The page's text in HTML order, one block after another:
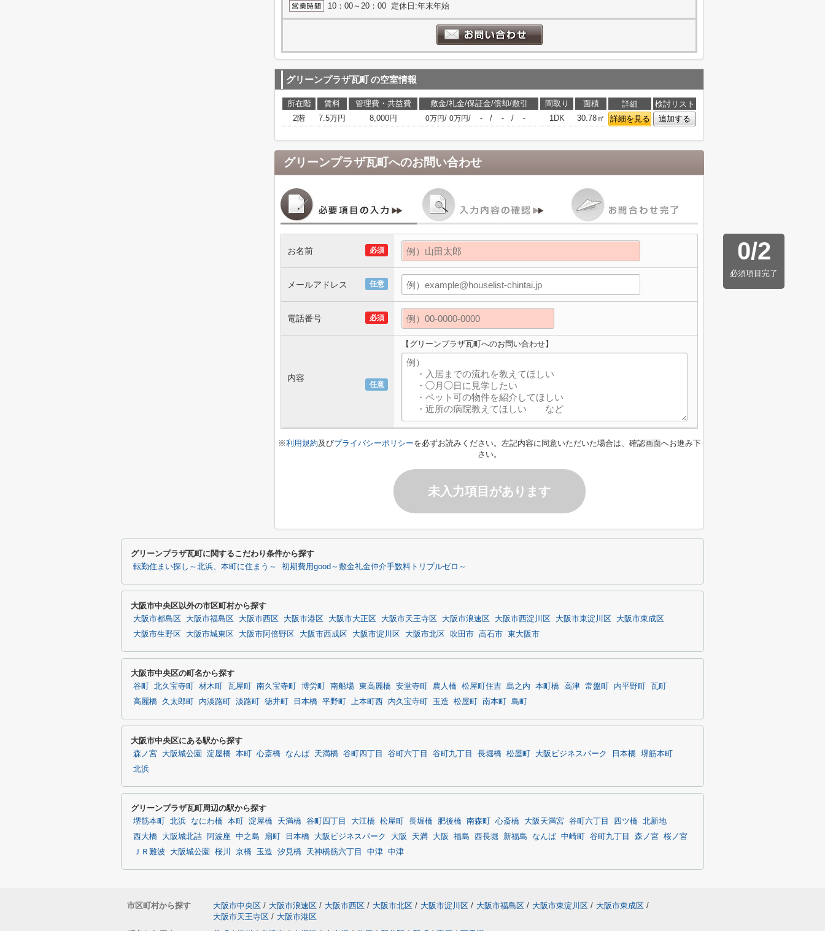
10：00～20：00 定休日:年末年始
グリーンプラザ瓦町の空室情報
所在階 賃料 管理費・共益費 敷金/礼金/保証金/償却/敷引 間取り 面積 詳細
検討リスト
2階
7.5万円 8,000円 0万円/ 0万円/ - / - / - 1DK 30.78㎡ 詳細を見る 追加する
グリーンプラザ瓦町へのお問い合わせ
0/2
必須項目完了
必須
お名前
任意
メールアドレス
必須
電話番号
任意
内容
【グリーンプラザ瓦町へのお問い合わせ】
※利用規約及びプライバシーポリシーを必ずお読みください。左記内容に同意いただいた場合は、確認画面へお進み下
さい。
未入力項目があります
グリーンプラザ瓦町に関するこだわり条件から探す
転勤住まい探し～北浜、本町に住まう～ 初期費用good～敷金礼金仲介手数料トリプルゼロ～
大阪市中央区以外の市区町村から探す
大阪市都島区 大阪市福島区 大阪市西区 大阪市港区 大阪市大正区 大阪市天王寺区 大阪市浪速区 大阪市西淀川区 大阪市東淀川区
大阪市東成区
大阪市生野区
大阪市城東区 大阪市阿倍野区 大阪市西成区 大阪市淀川区 大阪市北区 吹田市 高石市 東大阪市
大阪市中央区の町名から探す
谷町 北久宝寺町 材木町 瓦屋町 南久宝寺町 博労町 南船場 東高麗橋 安堂寺町 農人橋 松屋町住吉 島之内 本町橋 高津 常盤町 内平野町
瓦町
高麗橋
久太郎町 内淡路町 淡路町 徳井町 日本橋 平野町 上本町西 内久宝寺町 玉造 松屋町 南本町 島町
大阪市中央区にある駅から探す
森ノ宮 大阪城公園 淀屋橋 本町 心斎橋 なんば 天満橋 谷町四丁目 谷町六丁目 谷町九丁目 長堀橋 松屋町 大阪ビジネスパーク 日本橋 堺筋本町
北浜
グリーンプラザ瓦町周辺の駅から探す
堺筋本町 北浜 なにわ橋 本町 淀屋橋 天満橋 谷町四丁目 大江橋 松屋町 長堀橋 肥後橋 南森町 心斎橋 大阪天満宮 谷町六丁目 四ツ橋 北新地
西大橋
大阪城北詰 阿波座 中之島 扇町 日本橋 大阪ビジネスパーク 大阪 天満 大阪 福島 西長堀 新福島 なんば 中崎町 谷町九丁目 森ノ宮 桜ノ宮
ＪＲ難波
大阪城公園 桜川 京橋 玉造 汐見橋 天神橋筋六丁目 中津 中津
市区町村から探す 大阪市中央区 / 大阪市浪速区 / 大阪市西区 / 大阪市北区 / 大阪市淀川区 / 大阪市福島区 / 大阪市東淀川区 / 大阪市東成区 /
大阪市天王寺区 / 大阪市港区